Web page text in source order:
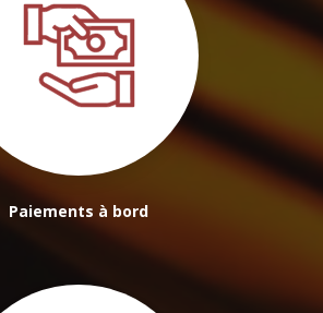
Paiements à bord